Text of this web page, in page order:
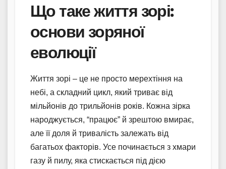
Що таке життя зорі:
основи зоряної
еволюції
Життя зорі – це не просто мерехтіння на
небі, а складний цикл, який триває від
мільйонів до трильйонів років. Кожна зірка
народжується, “працює” й зрештою вмирає,
але її доля й тривалість залежать від
багатьох факторів. Усе починається з хмари
газу й пилу, яка стискається під дією